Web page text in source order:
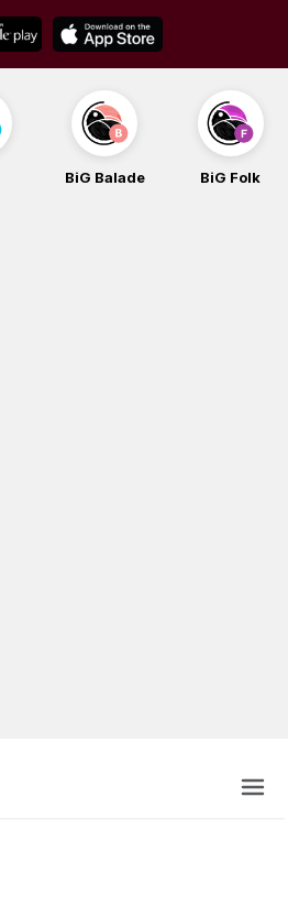
BiG Balade BiG Folk